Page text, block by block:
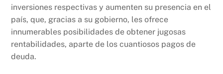
inversiones respectivas y aumenten su presencia en el
país, que, gracias a su gobierno, les ofrece
innumerables posibilidades de obtener jugosas
rentabilidades, aparte de los cuantiosos pagos de
deuda.